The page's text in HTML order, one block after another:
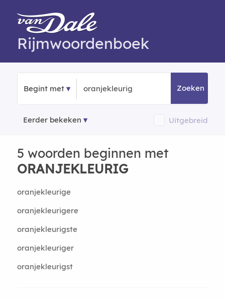
Rijmwoordenboek
Begint met Zoeken
Eerder bekeken Uitgebreid
5 woorden beginnen met
ORANJEKLEURIG
oranjekleurige
oranjekleurigere
oranjekleurigste
oranjekleuriger
oranjekleurigst